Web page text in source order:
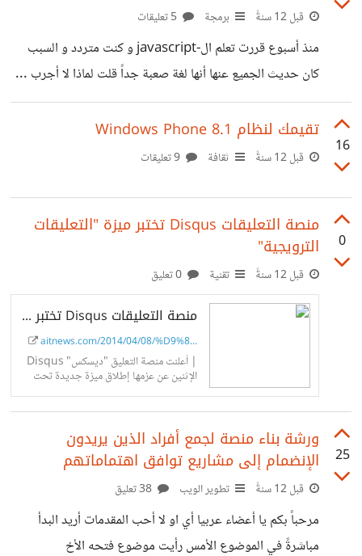
قبل 12 سنةً برمجة
منذ أسبوع قررت تعلم ال-javascript و كنت متردد و السبب
كان حديث الجميع عنها أنها لغة صعبة جداً قلت لماذا لا أجرب ...
و بدأت وجدتها لغه سهلة .. تعلمت بعض قواعد الغة و اساسها و
لازلت أتعلم و سأبقى أتعلم الفائدة من طرح الموضوع : *لا تحكم
على شيئ قبل تجربته*
16
تقيمك لنظام Windows Phone 8.1
قبل 12 سنةً ثقافة
0
منصة التعليقات Disqus تختبر ميزة "التعليقات
الترويجية"
قبل 12 سنةً تقنية
منصة التعليقات Disqus تختبر ميزة "التعليقات الترويجية" | البوابة التقنية
aitnews.com/2014/04/08/%D9%8...
| أعلنت منصة التعليق "ديسكس" Disqus
الإثنين عن عزمها إطلاق ميزة جديدة تحت
25
ورشة بناء منصة لجمع أفراد الذين يريدون
الإنضمام إلى مشاريع توافق اهتماماتهم
قبل 12 سنةً تطوير الويب
مرحباً بكم يا أعضاء عربيا أي او لا أحب المقدمات أريد البدأ
مباشرةً في الموضوع الأمس رأيت موضوع فتحه الأخ